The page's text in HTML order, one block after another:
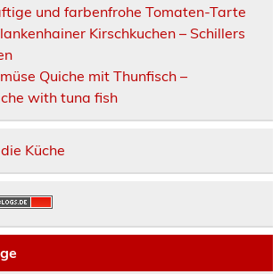
und farbenfrohe Tomaten-Tarte
Kirschkuchen – Schillers
Quiche mit Thunfisch –
with tuna fish
Küche